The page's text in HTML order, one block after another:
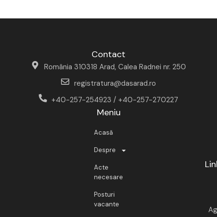
Contact
România 310318 Arad, Calea Radnei nr. 250
registratura@dasarad.ro
+40-257-254923 / +40-257-270227
Meniu
Acasă
Despre
Acte
necesare
Posturi
vacante